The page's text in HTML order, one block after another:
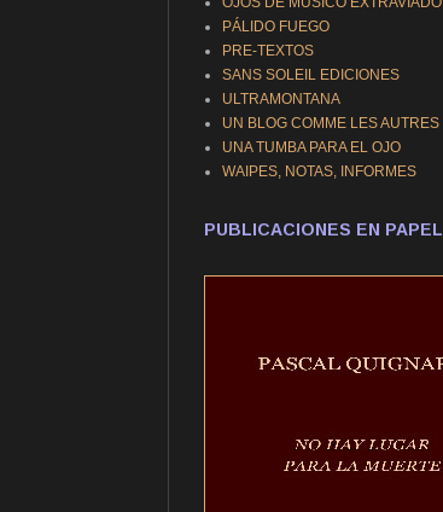
PÁLIDO FUEGO
PRE-TEXTOS
SANS SOLEIL EDICIONES
ULTRAMONTANA
UN BLOG COMME LES AUTRES
UNA TUMBA PARA EL OJO
WAIPES, NOTAS, INFORMES
PUBLICACIONES EN PAPEL